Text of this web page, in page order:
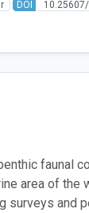
DOI
faunal
area of
surveys and